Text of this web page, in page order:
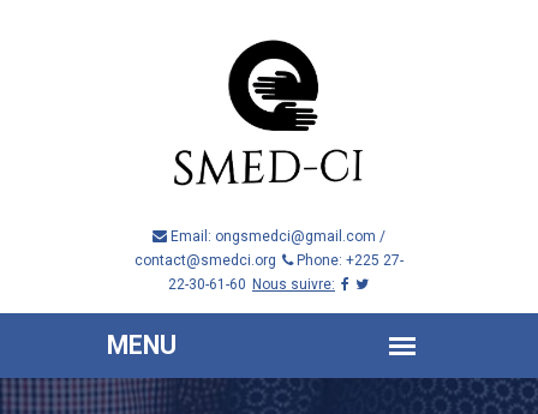
Email: ongsmedci@gmail.com /
contact@smedci.org
Phone: +225 27-
22-30-61-60 Nous suivre: